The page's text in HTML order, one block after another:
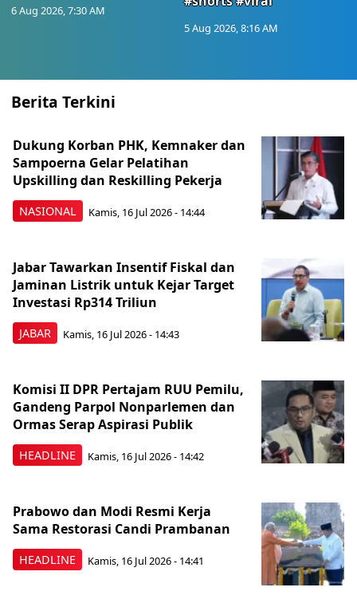
6 Aug 2026, 7:30 AM
5 Aug 2026, 8:16 AM
Berita Terkini
NASIONAL
Dukung Korban PHK, Kemnaker dan
Sampoerna Gelar Pelatihan
Upskilling dan Reskilling Pekerja
Kamis, 16 Jul 2026 - 14:44
JABAR
Jabar Tawarkan Insentif Fiskal dan
Jaminan Listrik untuk Kejar Target
Investasi Rp314 Triliun
Kamis, 16 Jul 2026 - 14:43
HEADLINE
Komisi II DPR Pertajam RUU Pemilu,
Gandeng Parpol Nonparlemen dan
Ormas Serap Aspirasi Publik
Kamis, 16 Jul 2026 - 14:42
HEADLINE
Prabowo dan Modi Resmi Kerja
Sama Restorasi Candi Prambanan
Kamis, 16 Jul 2026 - 14:41